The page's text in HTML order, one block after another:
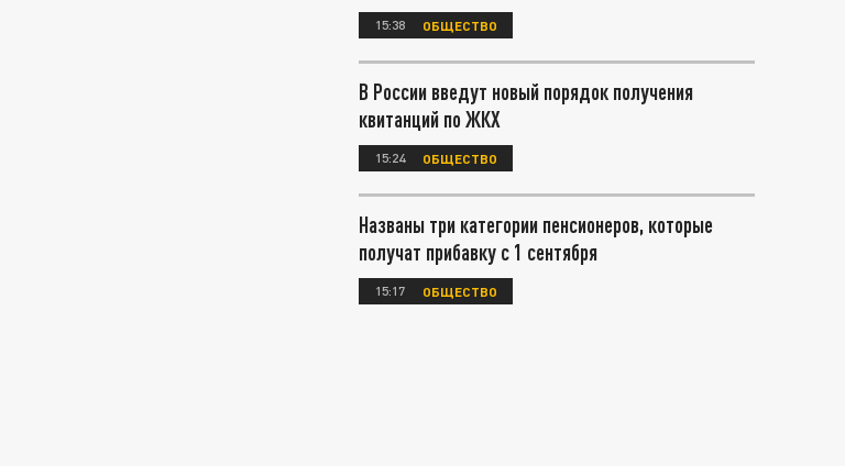
15:38 ОБЩЕСТВО
В России введут новый порядок получения
квитанций по ЖКХ
15:24 ОБЩЕСТВО
Названы три категории пенсионеров, которые
получат прибавку с 1 сентября
15:17 ОБЩЕСТВО